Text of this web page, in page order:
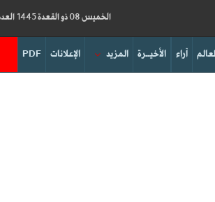
الخميس 08 ذو القعدة 1445 العدد 18638
PDF الإعلانات المزيد الأخيــرة آراء